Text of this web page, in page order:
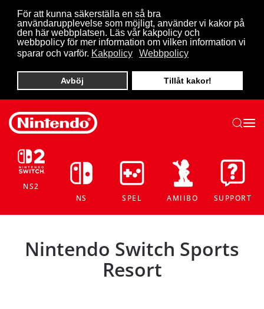
För att kunna säkerställa en så bra
användarupplevelse som möjligt, använder vi kakor på
den här webbplatsen. Läs vår kakpolicy och
webbpolicy för mer information om vilken information vi
sparar och varför. Kakpolicy Webbpolicy
Avböj Tillåt kakor!
Skip to main content
NS2
NS
SPEL AMIIBO SUPPORT
Nintendo Switch Sports
Resort